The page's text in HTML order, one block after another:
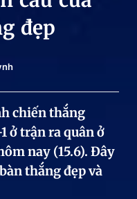
360
đẹp
chiến thắng
ở trận ra quân ở
nay (15.6). Đây
thắng đẹp và